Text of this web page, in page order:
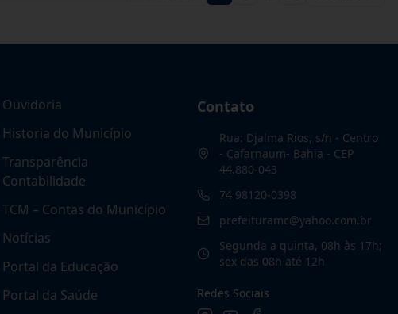
Ouvidoria
Historia do Município
Transparência
Contabilidade
TCM – Contas do Município
Notícias
Portal da Educação
Portal da Saúde
Contato
Rua: Djalma Rios, s/n - Centro
- Cafarnaum- Bahia - CEP
44.880-043
74 98120-0398
prefeituramc@yahoo.com.br
Segunda a quinta, 08h às 17h;
sex das 08h até 12h
Redes Sociais